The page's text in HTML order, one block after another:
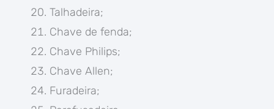
Talhadeira;
Chave de fenda;
Chave Philips;
Chave Allen;
Furadeira;